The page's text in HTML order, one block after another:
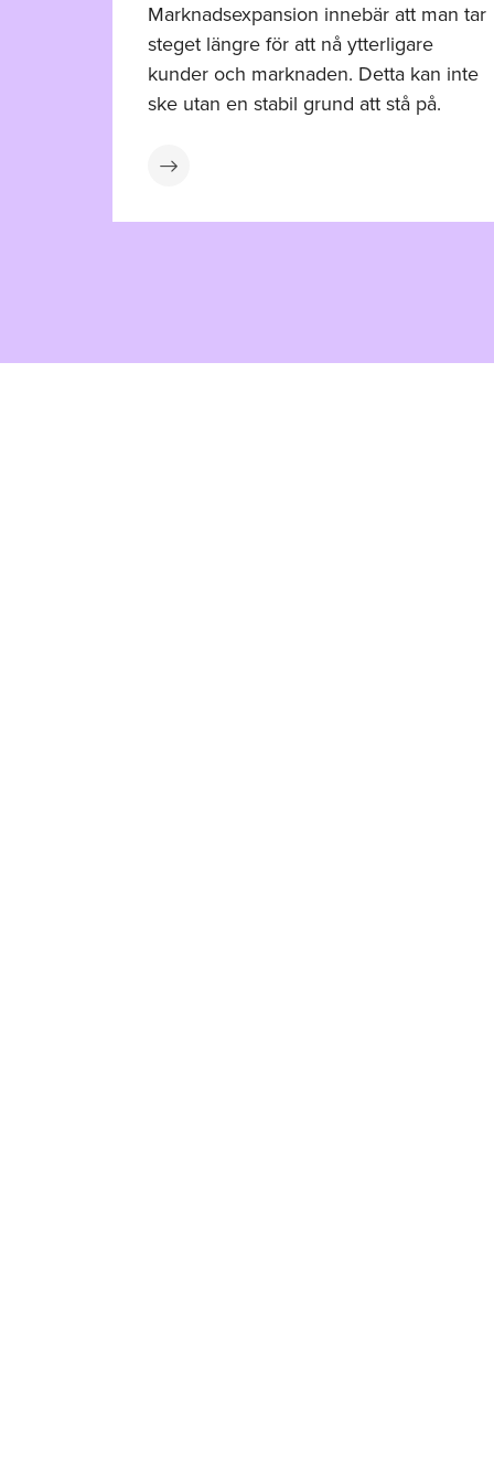
Marknadsexpansion innebär att man tar
steget längre för att nå ytterligare
kunder och marknaden. Detta kan inte
ske utan en stabil grund att stå på.